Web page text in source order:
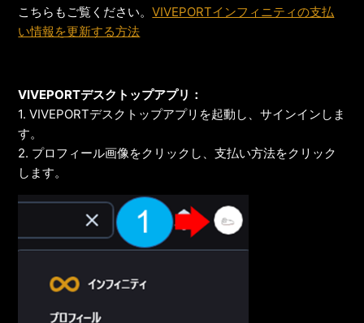
こちらもご覧ください。VIVEPORTインフィニティの支払
い情報を更新する方法
VIVEPORTデスクトップアプリ：
1. VIVEPORTデスクトップアプリを起動し、サインインしま
す。
2. プロフィール画像をクリックし、支払い方法をクリック
します。